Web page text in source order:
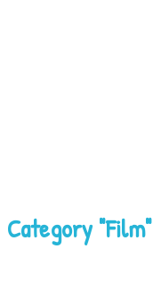
Category "Film"